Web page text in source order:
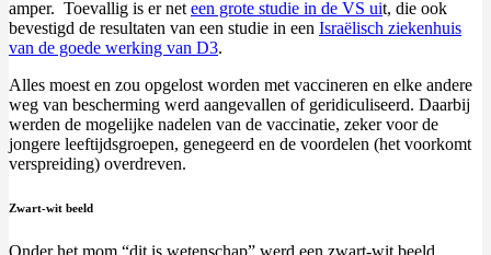
amper. Toevallig is er net een grote studie in de VS uit, die ook
bevestigd de resultaten van een studie in een Israëlisch ziekenhuis
van de goede werking van D3.
Alles moest en zou opgelost worden met vaccineren en elke andere
weg van bescherming werd aangevallen of geridiculiseerd. Daarbij
werden de mogelijke nadelen van de vaccinatie, zeker voor de
jongere leeftijdsgroepen, genegeerd en de voordelen (het voorkomt
verspreiding) overdreven.
Zwart-wit beeld